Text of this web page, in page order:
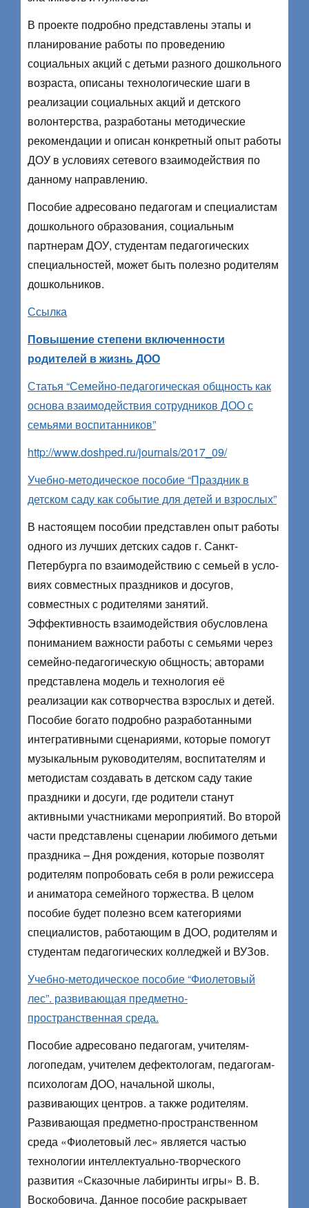
В проекте подробно представлены этапы и
планирование работы по проведению
социальных акций с детьми разного дошкольного
возраста, описаны технологические шаги в
реализации социальных акций и детского
волонтерства, разработаны методические
рекомендации и описан конкрет­ный опыт работы
ДОУ в условиях сетевого взаимодействия по
данному направлению.
Пособие адресовано педагогам и специалистам
дошкольного образова­ния, социальным
партнерам ДОУ, студентам педагогических
специально­стей, может быть полезно родителям
дошкольников.
Ссылка
Повышение степени включенности
родителей в жизнь ДОО
Статья “Семейно‑педагогическая общность как
основа взаимодействия сотрудников ДОО с
семьями воспитанников”
http://www.doshped.ru/journals/2017_09/
Учебно-методическое пособие “Праздник в
детском саду как событие для детей и взрослых”
В настоящем пособии представлен опыт работы
одного из лучших детских садов г. Санкт-
Петербурга по взаимодействию с семьей в усло­
виях совместных праздников и досугов,
совместных с родителями заня­тий.
Эффективность взаимодействия обусловлена
пониманием важности работы с семьями через
семейно-педагогическую общность; авторами
представлена модель и технология её
реализации как сотворчества взрослых и детей.
Пособие богато подробно разработанными
интегра­тивными сценариями, которые помогут
музыкальным руководителям, воспитателям и
методистам создавать в детском саду такие
праздники и досуги, где родители станут
активными участниками мероприятий. Во второй
части представлены сценарии любимого детьми
праздника – Дня рождения, которые позволят
родителям попробовать себя в роли режис­сера
и аниматора семейного торжества. В целом
пособие будет полезно всем категориями
специалистов, работающим в ДОО, родителям и
сту­дентам педагогических колледжей и ВУЗов.
Учебно-методическое пособие “Фиолетовый
лес”. развивающая предметно-
пространственная среда.
Пособие адресовано педагогам, учителям-
логопедам, учителем дефектологам, педагогам-
психологам ДОО, начальной школы,
развивающих центров. а также родителям.
Развивающая предметно-пространственном
среда «Фиолетовый лес» является частью
технологии интеллектуально-творческого
развития «Сказочные лабиринты игры» В. В.
Воскобовича. Данное пособие раскрывает